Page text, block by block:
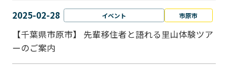
2025-02-28 イベント 市原市
【千葉県市原市】 先輩移住者と語れる里山体験ツア
ーのご案内